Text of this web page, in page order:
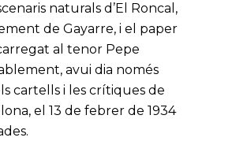
naturals d’El Roncal,
de Gayarre, i el paper
al tenor Pepe
avui dia només
cartells i les crítiques de
el 13 de febrer de 1934